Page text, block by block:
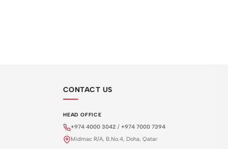
CONTACT US
HEAD OFFICE
+974 4000 3042 / +974 7000 7394
Midmac R/A, B.No.4, Doha, Qatar